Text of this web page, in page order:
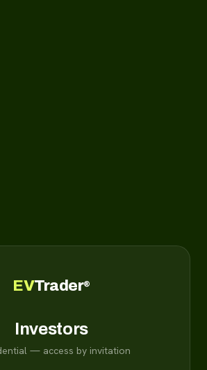
EVTrader®
Investors
— access by invitation